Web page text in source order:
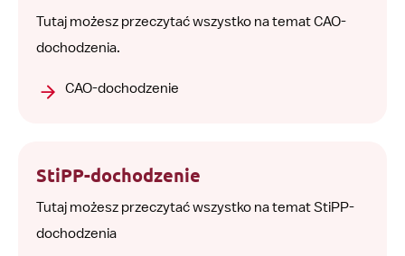
Tutaj możesz przeczytać wszystko na temat CAO-
dochodzenia.
CAO-dochodzenie
StiPP-dochodzenie
Tutaj możesz przeczytać wszystko na temat StiPP-
dochodzenia